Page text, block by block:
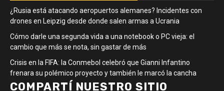
¿Rusia está atacando aeropuertos alemanes? Incidentes con
drones en Leipzig desde donde salen armas a Ucrania
Cómo darle una segunda vida a una notebook o PC vieja: el
cambio que más se nota, sin gastar de más
Crisis en la FIFA: la Conmebol celebró que Gianni Infantino
frenara su polémico proyecto y también le marcó la cancha
COMPARTÍ NUESTRO SITIO